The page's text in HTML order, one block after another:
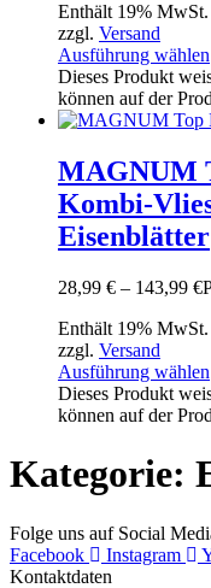
Enthält 19%
zzgl. Versand
Ausführung wählen
Dieses Produkt
können auf der
MAGNUM
Kombi-
Eisenblätter
28,99 € – 143,99 €
Enthält 19%
zzgl. Versand
Ausführung wählen
Dieses Produkt
können auf der
Kategorie:
Folge uns auf Social
Facebook
Instagram
Kontaktdaten